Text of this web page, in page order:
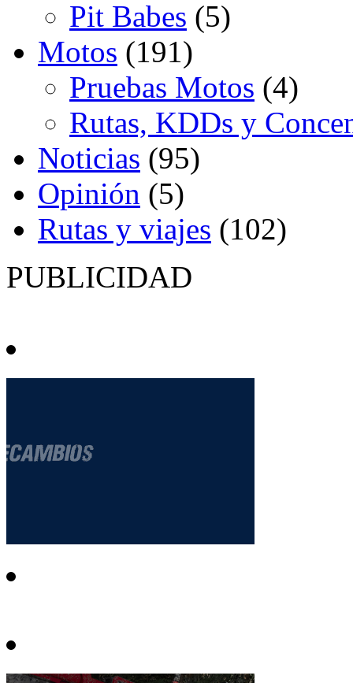
Pit Babes (5)
Motos (191)
Pruebas Motos (4)
Rutas, KDDs y
Noticias (95)
Opinión (5)
Rutas y viajes (102)
PUBLICIDAD